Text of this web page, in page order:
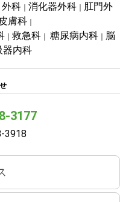
外科 消化器外科
肛門外
膚科
｜ 救急科｜ 糖尿病内科｜
脳
器内科
3177
3918